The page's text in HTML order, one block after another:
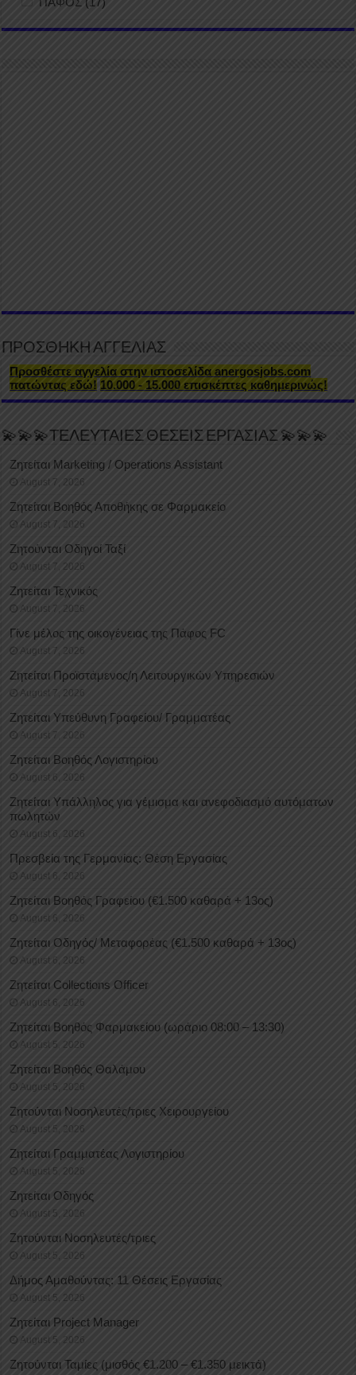
ΠΡΟΣΘΗΚΗ ΑΓΓΕΛΙΑΣ
Προσθέστε αγγελία στην ιστοσελίδα anergosjobs.com
πατώντας εδώ! 10.000 - 15.000 επισκέπτες καθημερινώς!
💫💫💫ΤΕΛΕΥΤΑΙΕΣ ΘΕΣΕΙΣ ΕΡΓΑΣΙΑΣ 💫💫💫
Ζητείται Marketing / Operations Assistant
August 7, 2026
Ζητείται Βοηθός Αποθήκης σε Φαρμακείο
August 7, 2026
Ζητούνται Οδηγοί Ταξί
August 7, 2026
Ζητείται Τεχνικός
August 7, 2026
Γίνε μέλος της οικογένειας της Πάφος FC
August 7, 2026
Ζητείται Προϊστάμενος/η Λειτουργικών Υπηρεσιών
August 7, 2026
Ζητείται Υπεύθυνη Γραφείου/ Γραμματέας
August 7, 2026
Ζητείται Βοηθός Λογιστηρίου
August 6, 2026
Ζητείται Υπάλληλος για γέμισμα και ανεφοδιασμό αυτόματων
πωλητών
August 6, 2026
Πρεσβεία της Γερμανίας: Θέση Εργασίας
August 6, 2026
Ζητείται Βοηθός Γραφείου (€1.500 καθαρά + 13ος)
August 6, 2026
Ζητείται Οδηγός/ Μεταφορέας (€1.500 καθαρά + 13ος)
August 6, 2026
Ζητείται Collections Officer
August 6, 2026
Ζητείται Βοηθός Φαρμακείου (ωράριο 08:00 – 13:30)
August 5, 2026
Ζητείται Βοηθός Θαλάμου
August 5, 2026
Ζητούνται Νοσηλευτές/τριες Χειρουργείου
August 5, 2026
Ζητείται Γραμματέας Λογιστηρίου
August 5, 2026
Ζητείται Οδηγός
August 5, 2026
Ζητούνται Νοσηλευτές/τριες
August 5, 2026
Δήμος Αμαθούντας: 11 Θέσεις Εργασίας
August 5, 2026
Ζητείται Project Manager
August 5, 2026
Ζητούνται Ταμίες (μισθός €1.200 – €1.350 μεικτά)